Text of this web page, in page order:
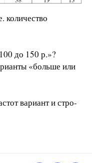
количество
до 150 р.»?
«больше или
вариант и стро-